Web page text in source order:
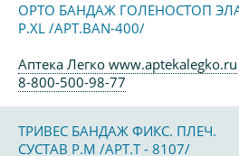
ОРТО БАНДАЖ ГОЛЕНОСТОП
Р.XL /АРТ.BAN-400/
Аптека Легко www.aptekalegko.ru
8-800-500-98-77
ТРИВЕС БАНДАЖ ФИКС. ПЛЕЧ.
СУСТАВ Р.M /АРТ.Т - 8107/